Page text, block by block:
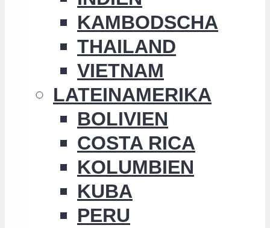
KAMBODSCHA
THAILAND
VIETNAM
LATEINAMERIKA
BOLIVIEN
COSTA RICA
KOLUMBIEN
KUBA
PERU